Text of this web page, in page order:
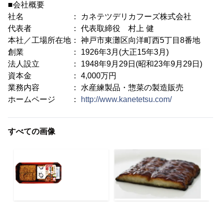
■会社概要
社名 ： カネテツデリカフーズ株式会社
代表者 ： 代表取締役 村上 健
本社／工場所在地： 神戸市東灘区向洋町西5丁目8番地
創業 ： 1926年3月(大正15年3月)
法人設立 ： 1948年9月29日(昭和23年9月29日)
資本金 ： 4,000万円
業務内容 ： 水産練製品・惣菜の製造販売
ホームページ ：
http://www.kanetetsu.com/
すべての画像